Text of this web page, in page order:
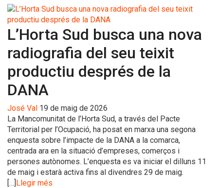
L’Horta Sud busca una nova
radiografia del seu teixit
productiu després de la
DANA
José Val 19 de maig de 2026
La Mancomunitat de l’Horta Sud, a través del Pacte
Territorial per l’Ocupació, ha posat en marxa una segona
enquesta sobre l’impacte de la DANA a la comarca,
centrada ara en la situació d’empreses, comerços i
persones autònomes. L’enquesta es va iniciar el dilluns 11
de maig i estarà activa fins al divendres 29 de maig.
[…]Llegir més